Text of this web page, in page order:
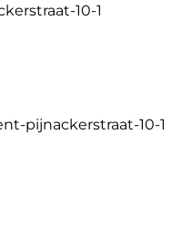
10-1
pijnackerstraat-10-1